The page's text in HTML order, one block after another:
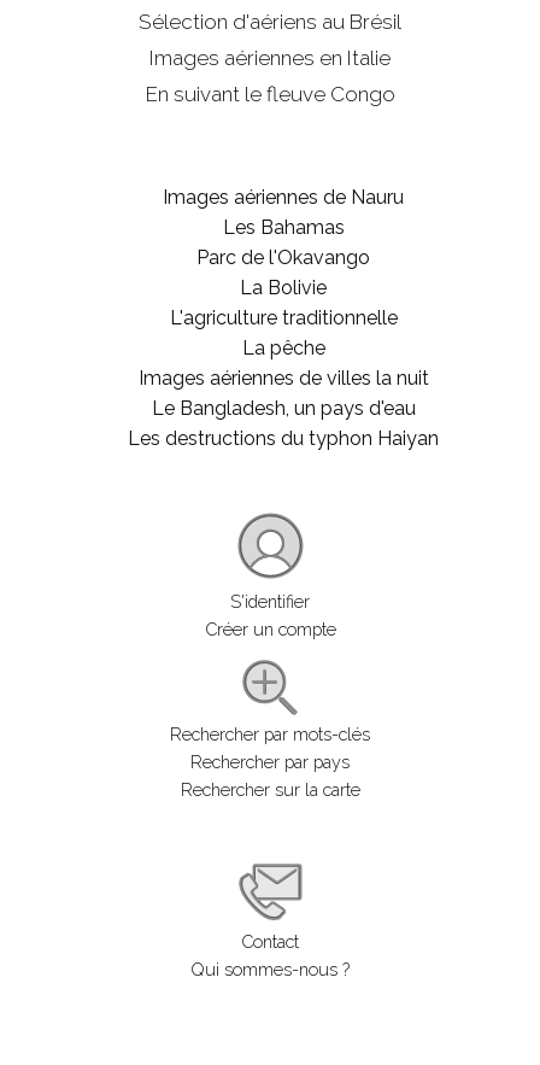
Sélection d'aériens au Brésil
Images aériennes en Italie
En suivant le fleuve Congo
Images aériennes de Nauru
Les Bahamas
Parc de l'Okavango
La Bolivie
L'agriculture traditionnelle
La pêche
Images aériennes de villes la nuit
Le Bangladesh, un pays d'eau
Les destructions du typhon Haiyan
S'identifier
Créer un compte
Rechercher par mots-clés
Rechercher par pays
Rechercher sur la carte
Contact
Qui sommes-nous ?